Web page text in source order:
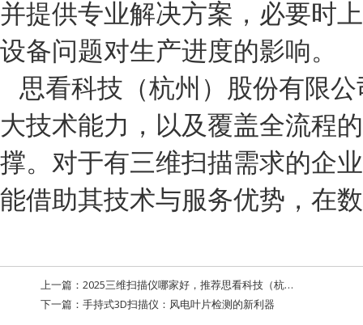
并提供专业解决方案，必要时
设备问题对生产进度的影响。
思看科技（杭州）股份有限
大技术能力，以及覆盖全流程
撑。对于有三维扫描需求的企
能借助其技术与服务优势，在
上一篇： 2025三维扫描仪哪家好，推荐思看科技（杭州）股份有限公司
下一篇： 手持式3D扫描仪：风电叶片检测的新利器